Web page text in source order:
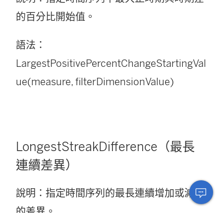
的百分比開始值。
語法：
LargestPositivePercentChangeStartingVal
ue(measure, filterDimensionValue)
LongestStreakDifference（最長
連續差異）
說明：指定時間序列的最長連續增加或減少